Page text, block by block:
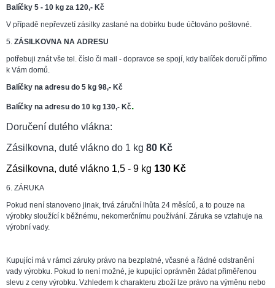
Balíčky 5 - 10 kg za 120,- Kč
V případě nepřevzetí zásilky zaslané na dobírku bude účtováno poštovné.
5. ZÁSILKOVNA NA ADRESU
potřebuji znát vše tel. číslo či mail - dopravce se spojí, kdy balíček doručí přímo
k Vám domů.
Balíčky na adresu do 5 kg 98,- Kč
Balíčky na adresu do 10 kg 130,- Kč.
Doručení dutého vlákna:
Zásilkovna, duté vlákno do 1 kg 80 Kč
Zásilkovna, duté vlákno 1,5 - 9 kg 130 Kč
6. ZÁRUKA
Pokud není stanoveno jinak, trvá záruční lhůta 24 měsíců, a to pouze na
výrobky sloužící k běžnému, nekomerčnímu používání. Záruka se vztahuje na
výrobní vady.
Kupující má v rámci záruky právo na bezplatné, včasné a řádné odstranění
vady výrobku. Pokud to není možné, je kupující oprávněn žádat přiměřenou
slevu z ceny výrobku. Vzhledem k charakteru zboží lze právo na výměnu nebo